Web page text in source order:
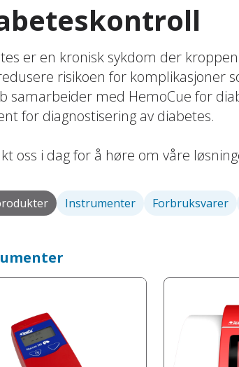
er en kronisk sykdom der
risikoen for komplikasjoner
samarbeider med HemoCue for
for diagnostisering av diabetes.
oss i dag for å høre om våre
Instrumenter Forbruksvarer